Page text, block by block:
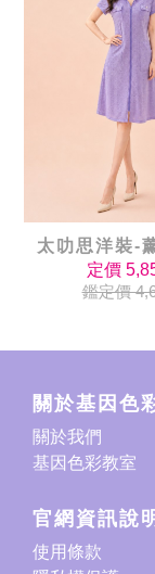
太叻思洋裝-
定價
鑑定價
關於基因色
關於我們
基因色彩教室
官網資訊說
使用條款